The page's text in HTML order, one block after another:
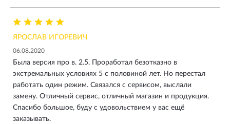
ЯРОСЛАВ ИГОРЕВИЧ
06.08.2020
Была версия про в. 2.5. Проработал безотказно в
экстремальных условиях 5 с половиной лет. Но перестал
работать один режим. Связался с сервисом, выслали
замену. Отличный сервис, отличный магазин и продукция.
Спасибо большое, буду с удовольствием у вас ещё
заказывать.